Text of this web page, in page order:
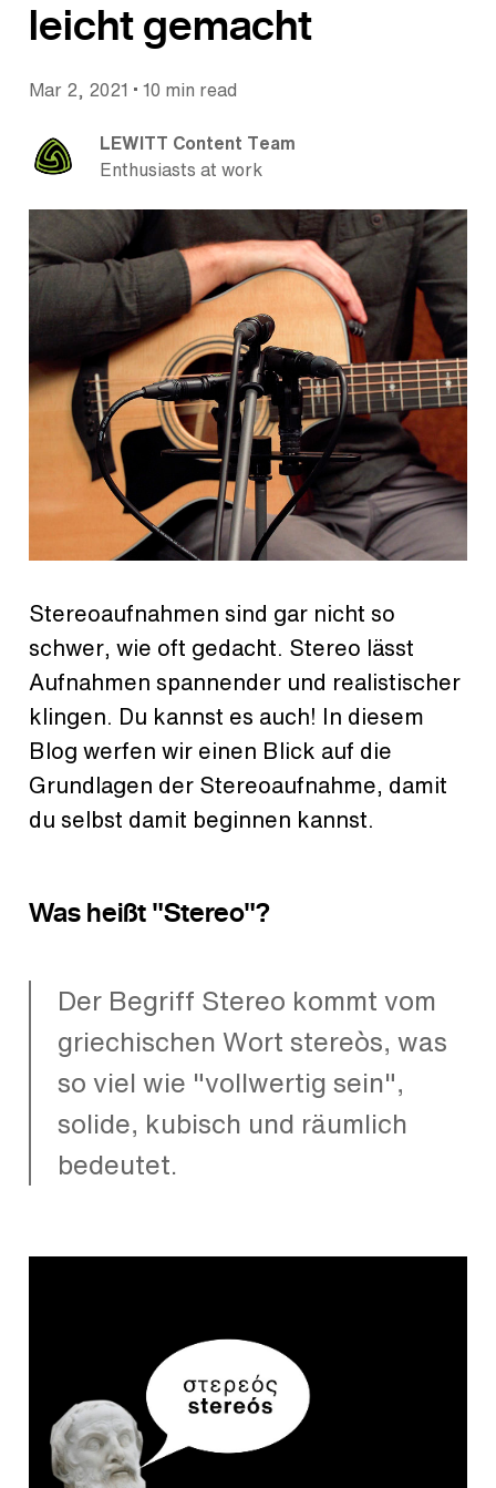
leicht gemacht
Mar 2, 2021 • 10 min read
LEWITT Content Team
Enthusiasts at work
Stereoaufnahmen sind gar nicht so
schwer, wie oft gedacht. Stereo lässt
Aufnahmen spannender und realistischer
klingen. Du kannst es auch! In diesem
Blog werfen wir einen Blick auf die
Grundlagen der Stereoaufnahme, damit
du selbst damit beginnen kannst.
Was heißt "Stereo"?
Der Begriff Stereo kommt vom
griechischen Wort stereòs, was
so viel wie "vollwertig sein",
solide, kubisch und räumlich
bedeutet.